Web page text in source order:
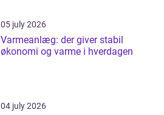
05 july 2026
Varmeanlæg: der giver stabil
økonomi og varme i hverdagen
04 july 2026